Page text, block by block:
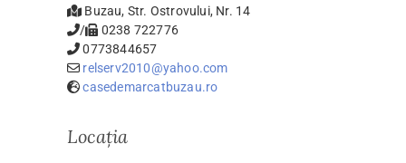
Buzau, Str. Ostrovului, Nr. 14
/
0238 722776
0773844657
relserv2010@yahoo.com
casedemarcatbuzau.ro
Locația